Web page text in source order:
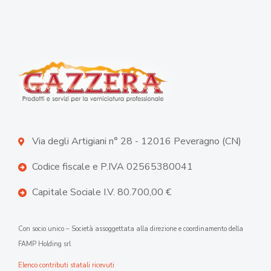
Via degli Artigiani n° 28 - 12016 Peveragno (CN)
Codice fiscale e P.IVA 02565380041
Capitale Sociale I.V. 80.700,00 €
Con socio unico – Società assoggettata alla direzione e coordinamento della
FAMP Holding srl
Elenco contributi statali ricevuti